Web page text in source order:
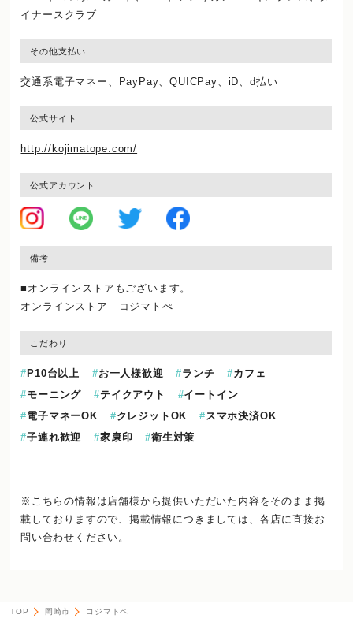
イナースクラブ
その他支払い
交通系電子マネー、PayPay、QUICPay、iD、d払い
公式サイト
http://kojimatope.com/
公式アカウント
備考
■オンラインストアもございます。
オンラインストア コジマトぺ
こだわり
P10台以上 お一人様歓迎 ランチ
カフェ
モーニング
テイクアウト
イートイン
電子マネーOK
クレジットOK
スマホ決済OK
子連れ歓迎
家康印 衛生対策
※こちらの情報は店舗様から提供いただいた内容をそのまま掲
載しておりますので、掲載情報につきましては、各店に直接お
問い合わせください。
TOP 岡崎市 コジマトペ